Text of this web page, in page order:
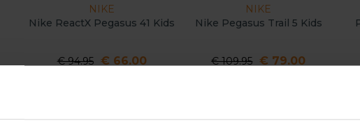
NIKE
Nike ReactX Pegasus 41 Kids
€ 94.95 € 66.00
NIKE
Nike Pegasus Trail 5 Kids
€ 109.95 € 79.00